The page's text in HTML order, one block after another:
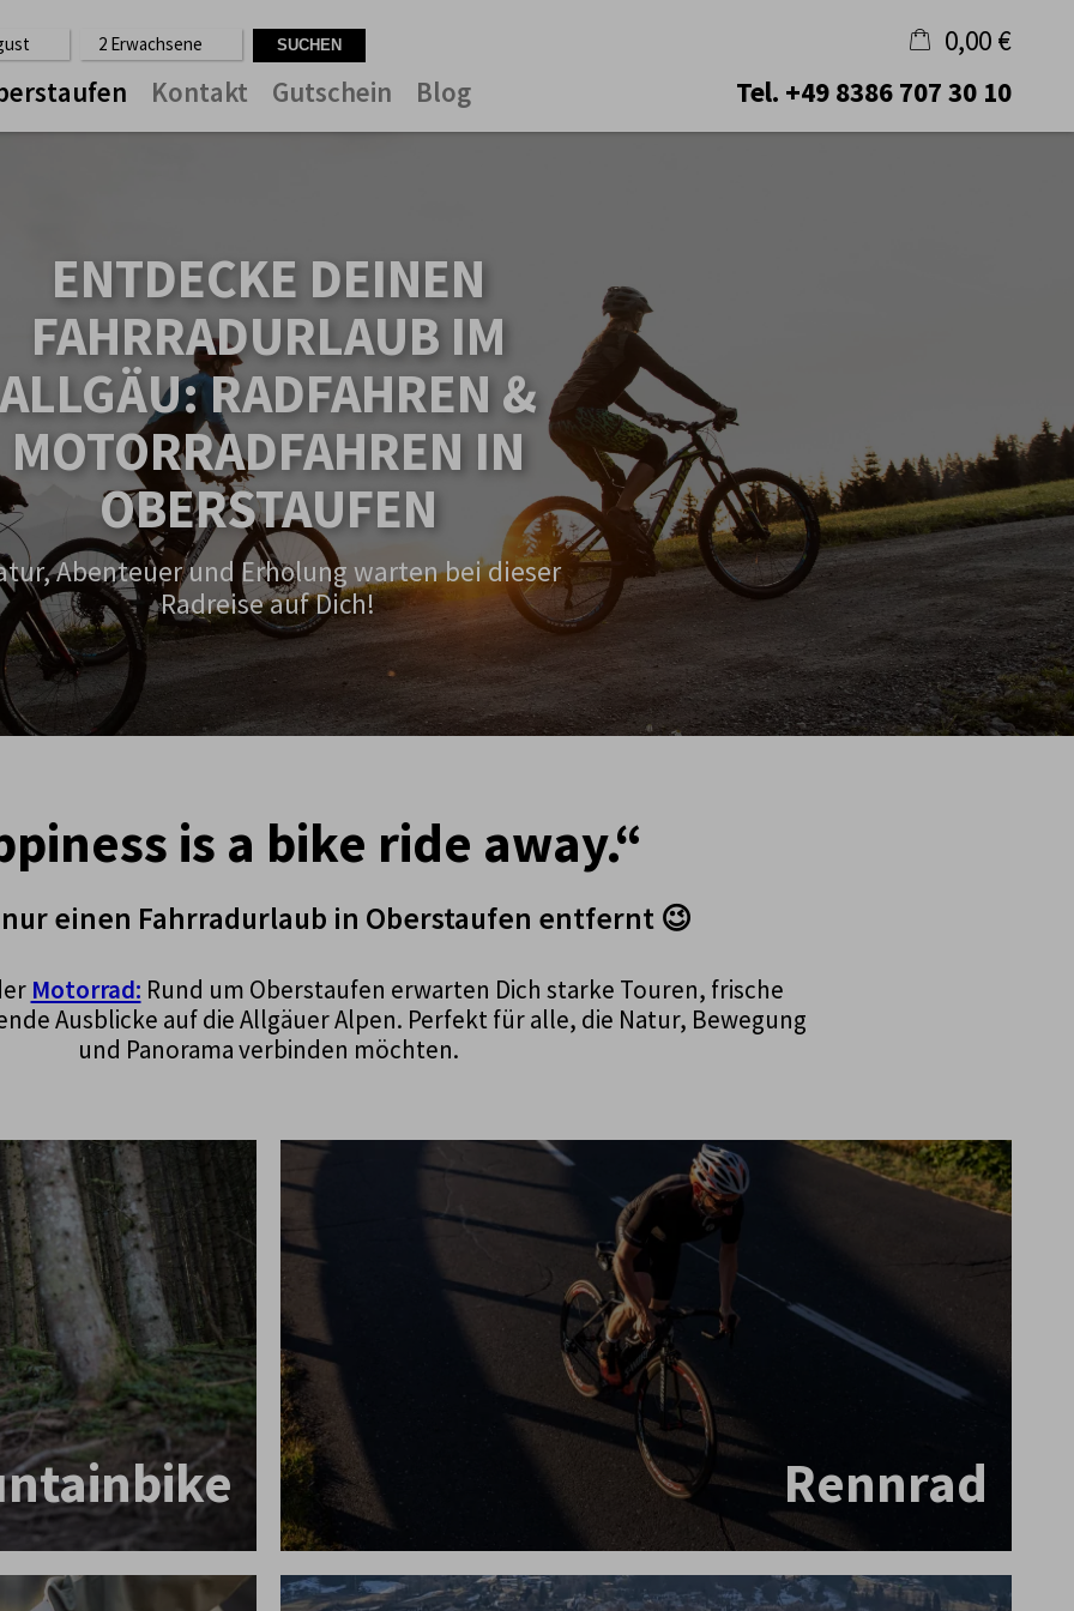
2 Erwachsene
Kontakt Gutschein Blog Tel. +49 8386 707 30 10
0,00 €
×
Warenkorb ist leer
ENTDECKE DEINEN
FAHRRADURLAUB IM
ALLGÄU: RADFAHREN &
MOTORRADFAHREN IN
OBERSTAUFEN
Abenteuer und Erholung warten bei dieser
Radreise auf Dich!
is a bike ride away.“
einen Fahrradurlaub in Oberstaufen entfernt 😉
Motorrad: Rund um Oberstaufen erwarten Dich starke Touren, frische
Ausblicke auf die Allgäuer Alpen. Perfekt für alle, die Natur, Bewegung
und Panorama verbinden möchten.
Rennrad